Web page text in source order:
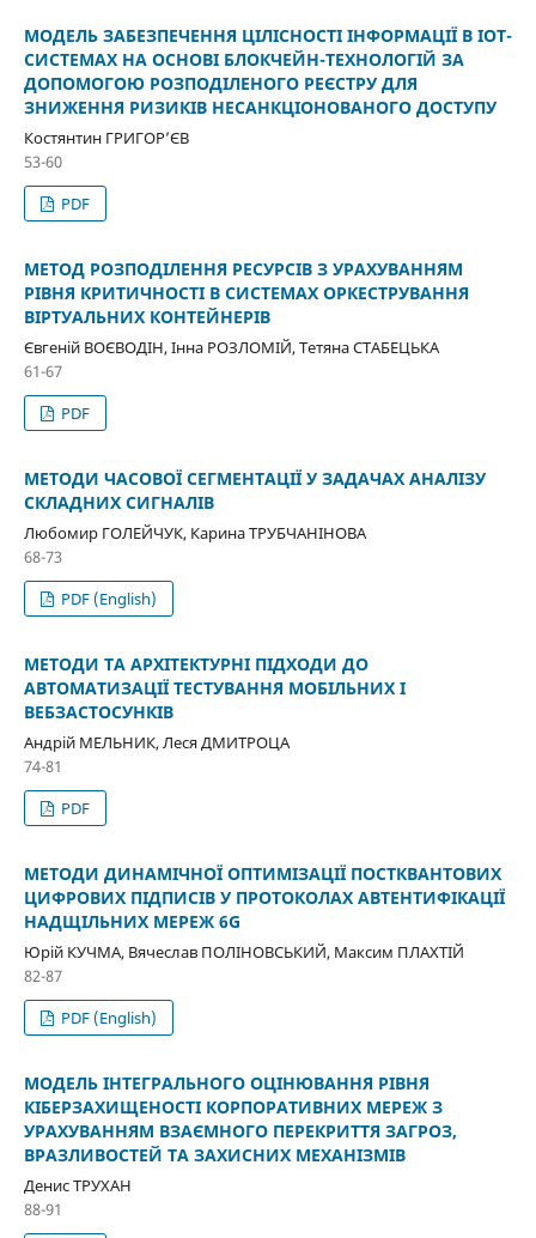
МОДЕЛЬ ЗАБЕЗПЕЧЕННЯ ЦІЛІСНОСТІ ІНФОРМАЦІЇ В IOT-
СИСТЕМАХ НА ОСНОВІ БЛОКЧЕЙН-ТЕХНОЛОГІЙ ЗА
ДОПОМОГОЮ РОЗПОДІЛЕНОГО РЕЄСТРУ ДЛЯ
ЗНИЖЕННЯ РИЗИКІВ НЕСАНКЦІОНОВАНОГО ДОСТУПУ
Костянтин ГРИГОР’ЄВ
53-60
PDF
МЕТОД РОЗПОДІЛЕННЯ РЕСУРСІВ З УРАХУВАННЯМ
РІВНЯ КРИТИЧНОСТІ В СИСТЕМАХ ОРКЕСТРУВАННЯ
ВІРТУАЛЬНИХ КОНТЕЙНЕРІВ
Євгеній ВОЄВОДІН, Інна РОЗЛОМІЙ, Тетяна СТАБЕЦЬКА
61-67
PDF
МЕТОДИ ЧАСОВОЇ СЕГМЕНТАЦІЇ У ЗАДАЧАХ АНАЛІЗУ
СКЛАДНИХ СИГНАЛІВ
Любомир ГОЛЕЙЧУК, Карина ТРУБЧАНІНОВА
68-73
PDF (English)
МЕТОДИ ТА АРХІТЕКТУРНІ ПІДХОДИ ДО
АВТОМАТИЗАЦІЇ ТЕСТУВАННЯ МОБІЛЬНИХ І
ВЕБЗАСТОСУНКІВ
Андрій МЕЛЬНИК, Леся ДМИТРОЦА
74-81
PDF
МЕТОДИ ДИНАМІЧНОЇ ОПТИМІЗАЦІЇ ПОСТКВАНТОВИХ
ЦИФРОВИХ ПІДПИСІВ У ПРОТОКОЛАХ АВТЕНТИФІКАЦІЇ
НАДЩІЛЬНИХ МЕРЕЖ 6G
Юрій КУЧМА, Вячеслав ПОЛІНОВСЬКИЙ, Максим ПЛАХТІЙ
82-87
PDF (English)
МОДЕЛЬ ІНТЕГРАЛЬНОГО ОЦІНЮВАННЯ РІВНЯ
КІБЕРЗАХИЩЕНОСТІ КОРПОРАТИВНИХ МЕРЕЖ З
УРАХУВАННЯМ ВЗАЄМНОГО ПЕРЕКРИТТЯ ЗАГРОЗ,
ВРАЗЛИВОСТЕЙ ТА ЗАХИСНИХ МЕХАНІЗМІВ
Денис ТРУХАН
88-91